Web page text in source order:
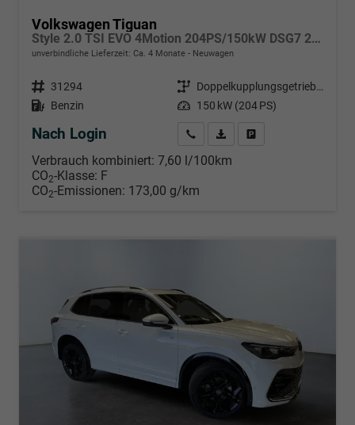
Volkswagen Tiguan
Style 2.0 TSI EVO 4Motion 204PS/150kW DSG7 2026
unverbindliche Lieferzeit: Ca. 4 Monate Neuwagen
Fahrzeugnr. 31294 Getriebe
Doppelkupplungsgetriebe (DSG)
Kraftstoff Benzin Leistung 150 kW (204 PS)
Nach Login Wir rufen Sie anPDF-Datei, Fahrzeugexposé
Verbrauch kombiniert: 7,60 l/100km
CO2-Klasse: F
CO2-Emissionen: 173,00 g/km